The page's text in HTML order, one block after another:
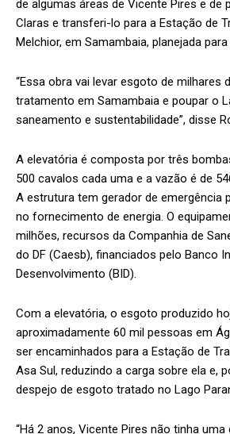
de algumas áreas de Vicente Pires e de
Claras e transferi-lo para a Estação de
Melchior, em Samambaia, planejada
“Essa obra vai levar esgoto de milhares
tratamento em Samambaia e poupar o
saneamento e sustentabilidade”, disse
A elevatória é composta por três
500 cavalos cada uma e a vazão é de
A estrutura tem gerador de emergência
no fornecimento de energia. O
milhões, recursos da Companhia de
do DF (Caesb), financiados pelo Banco
Desenvolvimento (BID).
Com a elevatória, o esgoto produzido
aproximadamente 60 mil pessoas em
ser encaminhados para a Estação de
Asa Sul, reduzindo a carga sobre ela e,
despejo de esgoto tratado no Lago
“Há 2 anos, Vicente Pires não tinha